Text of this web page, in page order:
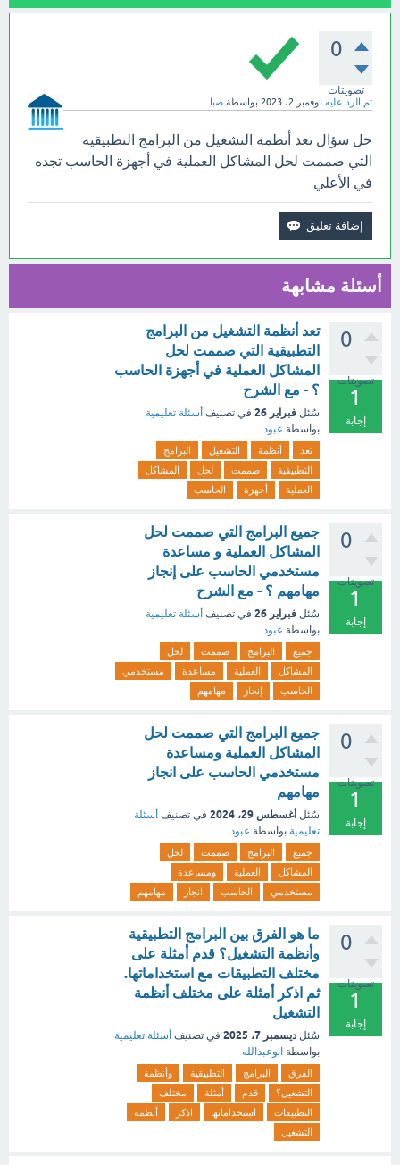
0
تصويتات
تم الرد عليه نوفمبر 2، 2023 بواسطة صبا
حل سؤال تعد أنظمة التشغيل من البرامج التطبيقية
التي صممت لحل المشاكل العملية في أجهزة الحاسب تجده
في الأعلي
أسئلة مشابهة
0
تصويتات
1
إجابة
تعد أنظمة التشغيل من البرامج
التطبيقية التي صممت لحل
المشاكل العملية في أجهزة الحاسب
؟ - مع الشرح
سُئل فبراير 26 في تصنيف أسئلة تعليمية
بواسطة عبود
تعد أنظمة التشغيل
البرامج
التطبيقية
صممت لحل
المشاكل
العملية
أجهزة الحاسب
0
تصويتات
1
إجابة
جميع البرامج التي صممت لحل
المشاكل العملية و مساعدة
مستخدمي الحاسب على إنجاز
مهامهم ؟ - مع الشرح
سُئل فبراير 26 في تصنيف أسئلة تعليمية
بواسطة عبود
جميع البرامج صممت
لحل
المشاكل
العملية مساعدة
مستخدمي
الحاسب
إنجاز مهامهم
0
تصويتات
1
إجابة
جميع البرامج التي صممت لحل
المشاكل العملية ومساعدة
مستخدمي الحاسب على انجاز
مهامهم
سُئل أغسطس 29، 2024 في تصنيف أسئلة
تعليمية بواسطة عبود
جميع البرامج صممت
لحل
المشاكل
العملية
ومساعدة
مستخدمي
الحاسب انجاز مهامهم
0
تصويتات
1
إجابة
ما هو الفرق بين البرامج التطبيقية
وأنظمة التشغيل؟ قدم أمثلة على
مختلف التطبيقات مع استخداماتها.
ثم اذكر أمثلة على مختلف أنظمة
التشغيل
سُئل ديسمبر 7، 2025 في تصنيف أسئلة تعليمية
بواسطة ابوعبدالله
الفرق البرامج التطبيقية
وأنظمة
التشغيل؟
قدم أمثلة
مختلف
التطبيقات
استخداماتها اذكر
أنظمة
التشغيل